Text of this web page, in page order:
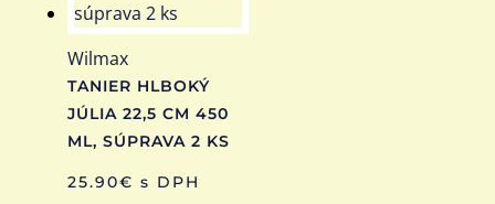
Wilmax
TANIER HLBOKÝ
JÚLIA 22,5 CM 450
ML, SÚPRAVA 2 KS
25.90€ s DPH